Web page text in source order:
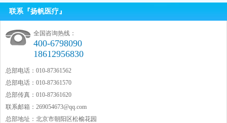
联系『扬帆医疗』
全国咨询热线：
400-6798090
18612956830
总部电话：010-87361562
总部电话：010-87361570
总部传真：010-87361620
联系邮箱： 269054673@qq.com
总部地址：北京市朝阳区松榆花园